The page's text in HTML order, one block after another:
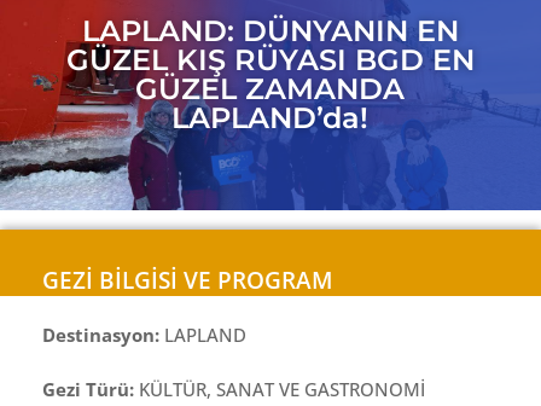
LAPLAND: DÜNYANIN EN
GÜZEL KIŞ RÜYASI BGD EN
GÜZEL ZAMANDA
LAPLAND’da!
GEZİ BİLGİSİ VE PROGRAM
Destinasyon: LAPLAND
Gezi Türü: KÜLTÜR, SANAT VE GASTRONOMİ